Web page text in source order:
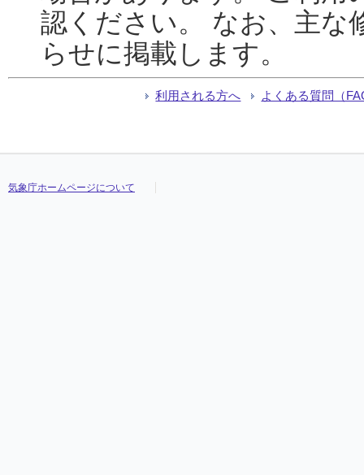
認ください。 なお、主な
らせに掲載します。
利用される方へ よくある質問（
気象庁ホームページについて